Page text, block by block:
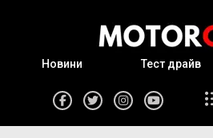
Новини Тест драйв